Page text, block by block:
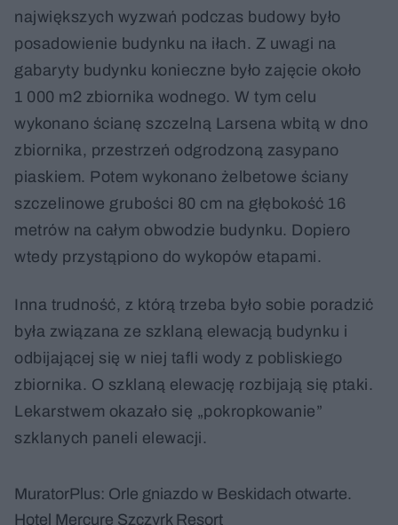
największych wyzwań podczas budowy było
posadowienie budynku na iłach. Z uwagi na
gabaryty budynku konieczne było zajęcie około
1 000 m2 zbiornika wodnego. W tym celu
wykonano ścianę szczelną Larsena wbitą w dno
zbiornika, przestrzeń odgrodzoną zasypano
piaskiem. Potem wykonano żelbetowe ściany
szczelinowe grubości 80 cm na głębokość 16
metrów na całym obwodzie budynku. Dopiero
wtedy przystąpiono do wykopów etapami.
Inna trudność, z którą trzeba było sobie poradzić
była związana ze szklaną elewacją budynku i
odbijającej się w niej tafli wody z pobliskiego
zbiornika. O szklaną elewację rozbijają się ptaki.
Lekarstwem okazało się „pokropkowanie”
szklanych paneli elewacji.
MuratorPlus: Orle gniazdo w Beskidach otwarte.
Hotel Mercure Szczyrk Resort